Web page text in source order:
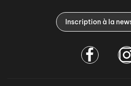
Inscription à la